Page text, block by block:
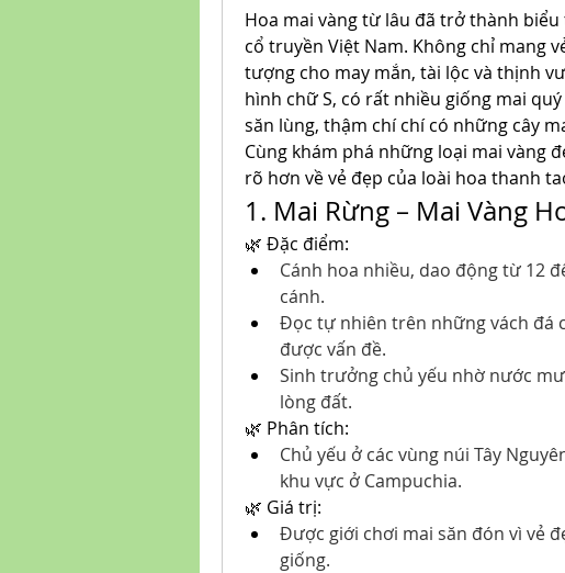
Hoa mai vàng từ lâu đã trở thành
cổ truyền Việt Nam. Không chỉ mang
tượng cho may mắn, tài lộc và thịnh
hình chữ S, có rất nhiều giống mai
săn lùng, thậm chí chí có những cây
Cùng khám phá những loại mai vàng
rõ hơn về vẻ đẹp của loài hoa thanh
1. Mai Rừng – Mai Vàng
🌿 Đặc điểm:
Cánh hoa nhiều, dao động từ 12
cánh.
Đọc tự nhiên trên những vách đá
được vấn đề.
Sinh trưởng chủ yếu nhờ nước
lòng đất.
🌿 Phân tích:
Chủ yếu ở các vùng núi Tây
khu vực ở Campuchia.
🌿 Giá trị:
Được giới chơi mai săn đón vì vẻ
giống.